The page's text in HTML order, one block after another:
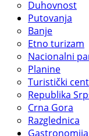
Duhovnost
Putovanja
Banje
Etno turizam
Nacionalni
Planine
Turistički
Republika
Crna Gora
Razglednica
Gastronomija